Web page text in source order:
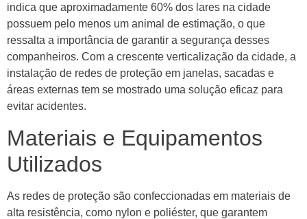
indica que aproximadamente 60% dos lares na cidade
possuem pelo menos um animal de estimação, o que
ressalta a importância de garantir a segurança desses
companheiros. Com a crescente verticalização da cidade, a
instalação de redes de proteção em janelas, sacadas e
áreas externas tem se mostrado uma solução eficaz para
evitar acidentes.
Materiais e Equipamentos
Utilizados
As redes de proteção são confeccionadas em materiais de
alta resistência, como nylon e poliéster, que garantem